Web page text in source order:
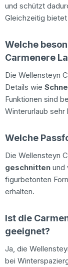
und schützt
Gleichzeitig
Welche
Carmenere
Die Wellensteyn
Details wie
Funktionen sind
Winterurlaub sehr
Welche
Die Wellensteyn
geschnitten und
figurbetonten
erhalten.
Ist die
geeignet?
Ja, die
bei